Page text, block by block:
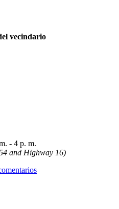
vecindario
- 4 p. m.
and Highway 16)